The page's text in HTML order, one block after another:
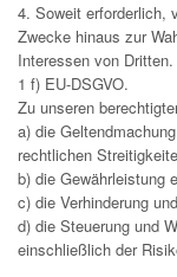
4. Soweit erforderlich,
Zwecke hinaus zur
Interessen von
1 f) EU-DSGVO.
Zu unseren
a) die
rechtlichen
b) die Gewährleistung
c) die Verhinderung
d) die Steuerung und
einschließlich der